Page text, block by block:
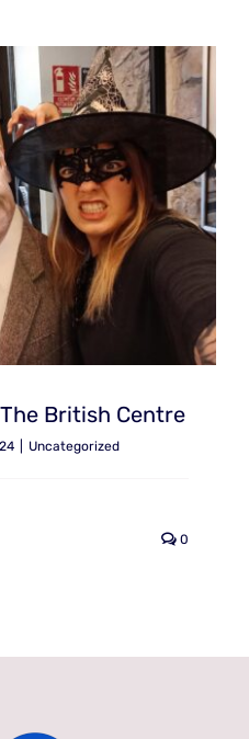
British Centre
Uncategorized
0